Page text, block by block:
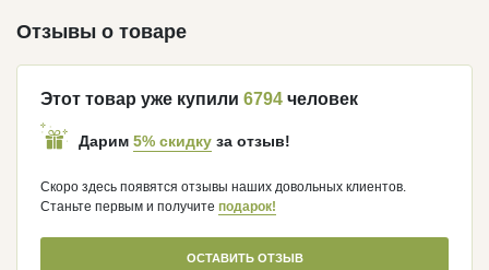
Отзывы о товаре
Этот товар уже купили 6794 человек
Дарим 5% скидку за отзыв!
Скоро здесь появятся отзывы наших довольных клиентов.
Станьте первым и получите подарок!
ОСТАВИТЬ ОТЗЫВ